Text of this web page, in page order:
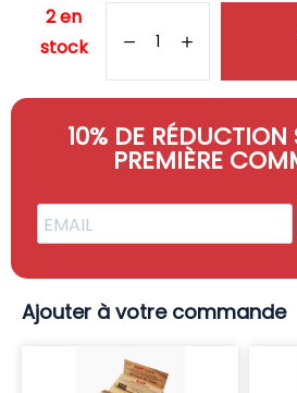
2 en
stock
10% DE RÉDUCTION
PREMIÈRE
Ajouter à votre commande